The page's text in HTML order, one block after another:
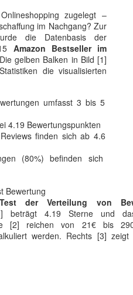
zugelegt –
im Nachgang? Zur
die Datenbasis der
Amazon Bestseller im
gelben Balken in Bild [1]
die visualisierten
umfasst 3 bis 5
4.19 Bewertungspunkten
finden sich ab 4.6
(80%) befinden sich
der Verteilung von
[1] beträgt 4.19 Sterne und
[2] reichen von 21€ bis
werden. Rechts [3]